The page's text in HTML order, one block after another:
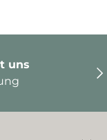
uns